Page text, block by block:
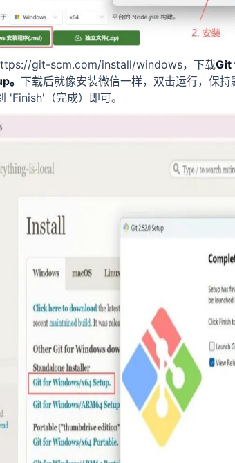
git-scm.com/install/windows，下载Git
。下载后就像安装微信一样，双击运行，保
'Finish'（完成）即可。